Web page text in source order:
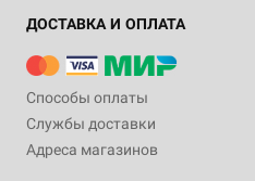
ДОСТАВКА И ОПЛАТА
Способы оплаты
Службы доставки
Адреса магазинов